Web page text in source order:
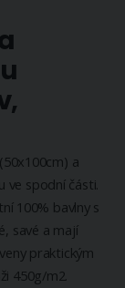
a
ve spodní části.
100% bavlny s
savé a mají
praktickým
450g/m2.